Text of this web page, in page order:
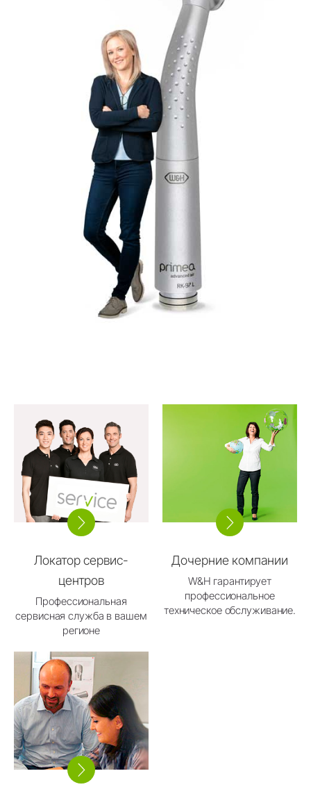
Локатор сервис-
центров
Профессиональная
сервисная служба в вашем
регионе
Дочерние компании
W&H гарантирует
профессиональное
техническое обслуживание.